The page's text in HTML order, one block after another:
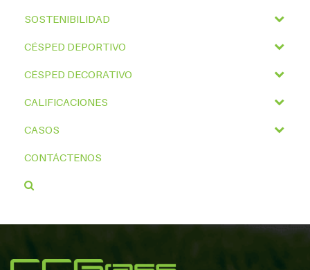
SOSTENIBILIDAD
CÉSPED DEPORTIVO
CÉSPED DECORATIVO
CALIFICACIONES
CASOS
CONTÁCTENOS